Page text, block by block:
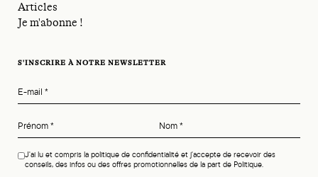
Articles
Je m'abonne !
S'INSCRIRE À NOTRE NEWSLETTER
E-mail *
Prénom* Nom*
J'ai lu et compris la politique de confidentialité et j'accepte de recevoir des
conseils, des infos ou des offres promotionnelles de la part de Politique.